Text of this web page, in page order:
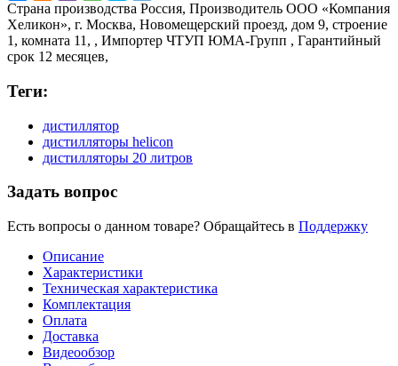
Страна производства Россия, Производитель ООО «Компания
Хеликон», г. Москва, Новомещерский проезд, дом 9, строение
1, комната 11, , Импортер ЧТУП ЮМА-Групп , Гарантийный
срок 12 месяцев,
Теги:
дистиллятор
дистилляторы helicon
дистилляторы 20 литров
Задать вопрос
Есть вопросы о данном товаре? Обращайтесь в Поддержку
Описание
Характеристики
Техническая характеристика
Комплектация
Оплата
Доставка
Видеообзор